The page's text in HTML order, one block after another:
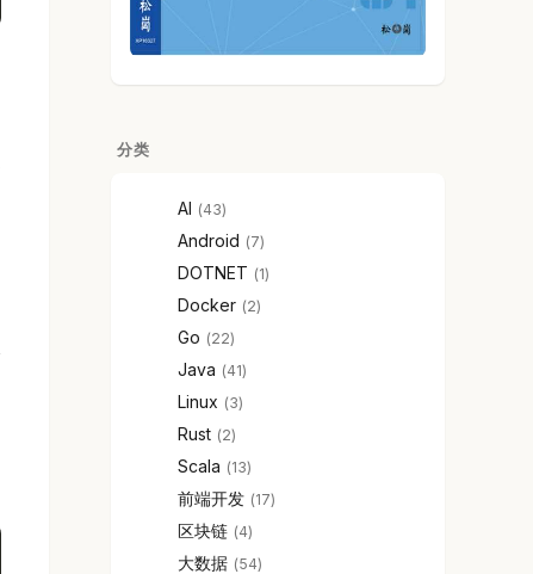
分类
AI 43
Android 7
DOTNET 1
Docker 2
Go 22
Java 41
Linux 3
Rust 2
Scala 13
前端开发 17
区块链 4
大数据 54